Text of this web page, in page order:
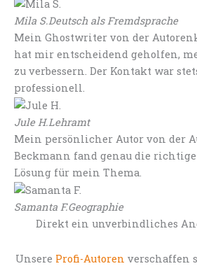
Mila S.Deutsch als Fremdsprache
Mein Ghostwriter von der
hat mir entscheidend geholfen,
zu verbessern. Der Kontakt war
professionell.
Jule H.Lehramt
Mein persönlicher Autor von der
Beckmann fand genau die
Lösung für mein Thema.
Samanta F.Geographie
Direkt ein unverbindliches
Unsere Profi-Autoren verschaffen